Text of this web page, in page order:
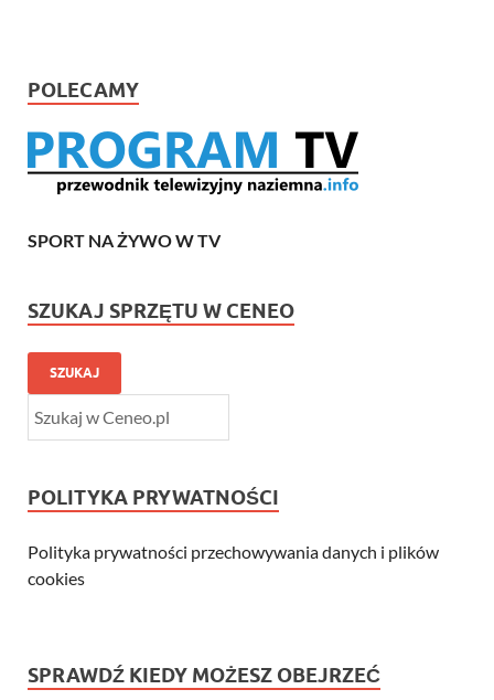
POLECAMY
SPORT NA ŻYWO W TV
SZUKAJ SPRZĘTU W CENEO
SZUKAJ
POLITYKA PRYWATNOŚCI
Polityka prywatności przechowywania danych i plików
cookies
SPRAWDŹ KIEDY MOŻESZ OBEJRZEĆ